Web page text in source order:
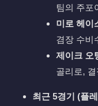
팀의 주포
미로 헤이
겸장 수비
제이크 오
골리로,
최근 5경기 (플